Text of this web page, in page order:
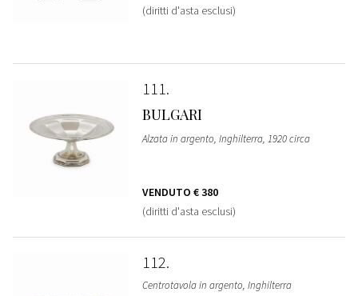
(diritti d'asta esclusi)
111
BULGARI
Alzata in argento, Inghilterra, 1920 circa
VENDUTO € 380
(diritti d'asta esclusi)
112
Centrotavola in argento, Inghilterra